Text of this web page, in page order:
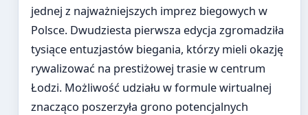
jednej z najważniejszych imprez biegowych w
Polsce. Dwudziesta pierwsza edycja zgromadziła
tysiące entuzjastów biegania, którzy mieli okazję
rywalizować na prestiżowej trasie w centrum
Łodzi. Możliwość udziału w formule wirtualnej
znacząco poszerzyła grono potencjalnych